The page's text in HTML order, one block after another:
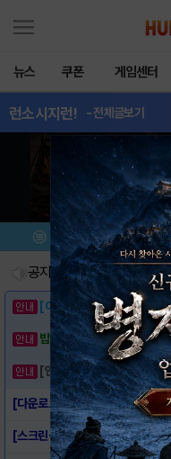
뉴스 쿠폰 게임센터
런소시지런! - 전체글보기
메뉴 이벤트/
공지사항
[이벤트] 웃음으로 매일매일
밥알이의 헝앱통신 ⑲ “밥알
[안내] 헝그리앱 필수 상식!
[다운로드 링크] 런 소시지 런!
[스크린샷] 런 소시지 런!